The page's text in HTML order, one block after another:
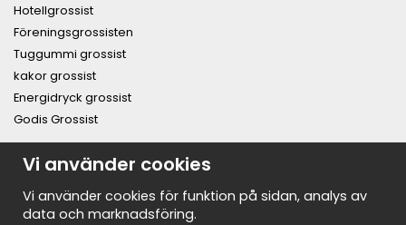
Hotellgrossist
Föreningsgrossisten
Tuggummi grossist
kakor grossist
Energidryck grossist
Godis Grossist
PRENUMERERA PÅ NYHETSBREVET FÖR VÅRA BÄSTA
ERBJUDANDEN OCH NYHETER!
E-
postadress
Vi använder cookies
Vi använder cookies för funktion på sidan, analys av
data och marknadsföring.